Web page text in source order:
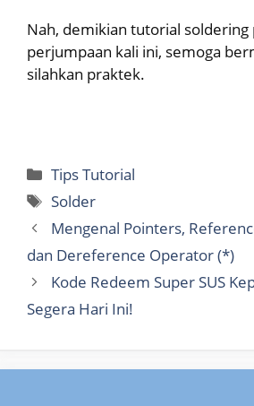
Nah, demikian tutorial soldering
perjumpaan kali ini, semoga
silahkan praktek.
Categories
Tips Tutorial
Tags
Solder
Mengenal Pointers,
dan Dereference Operator (*)
Kode Redeem Super SUS
Segera Hari Ini!